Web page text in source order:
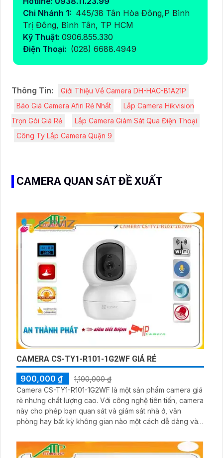
Chi Nhánh 1: 445/38 Tân Hòa Đông,P Bình
Trị Đông, Bình Tân, TP HCM
Kỹ Thuật: 0906.855.330
Điện Thoại: (028) 6688.4949
Thông Tin:
Giới Thiệu Về Camera DH-HAC-B1A21P
Báo Giá Camera Afiri Rẻ Nhất
Lắp Camera Hikvision
Trọn Gói Giá Rẻ
Lắp Camera Giám Sát Qua Điện Thoại
Công Ty Lắp Camera Quận 9
CAMERA QUAN SÁT ĐỀ XUẤT
CAMERA CS-TY1-R101-1G2WF GIÁ RẺ
900,000 ₫
1,100,000 ₫
Camera CS-TY1-R101-1G2WF là một sản phẩm camera giá
rẻ nhưng chất lượng cao. Với công nghệ tiên tiến, camera
này cho phép bạn quan sát và giám sát nhà ở, văn
phòng hay bất kỳ không gian nào một cách dễ dàng và
1G2WF là sự lựa chọn tuyệt vời cho việc bảo vệ và giám
sát nhà cửa và môi trường làm việc của bạn